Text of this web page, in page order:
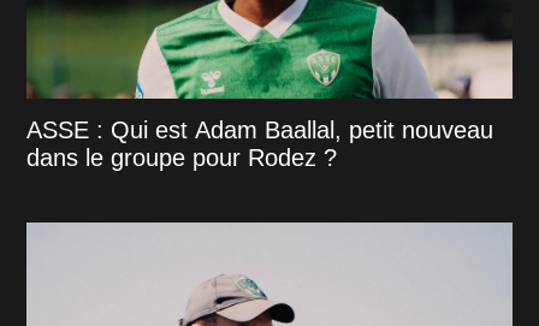
ASSE : Qui est Adam Baallal, petit nouveau
dans le groupe pour Rodez ?